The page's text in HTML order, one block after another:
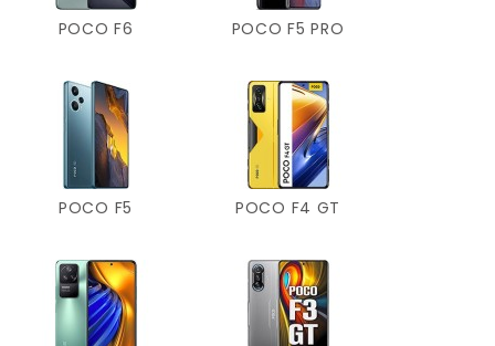
POCO F6 POCO F5 PRO
POCO F5 POCO F4 GT